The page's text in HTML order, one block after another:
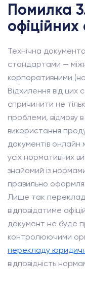
Помилка
Технічна
стандартами —
корпоративними
Відхилення від цих
спричинити не
проблеми, відмову
використання
документів онлайн
усіх нормативних
знайомий із
правильно
Лише так
відповідатиме
документ не буде
контролюючими
перекладу
відповідність